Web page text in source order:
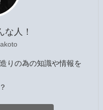
な人！
りの為の知識や情報を